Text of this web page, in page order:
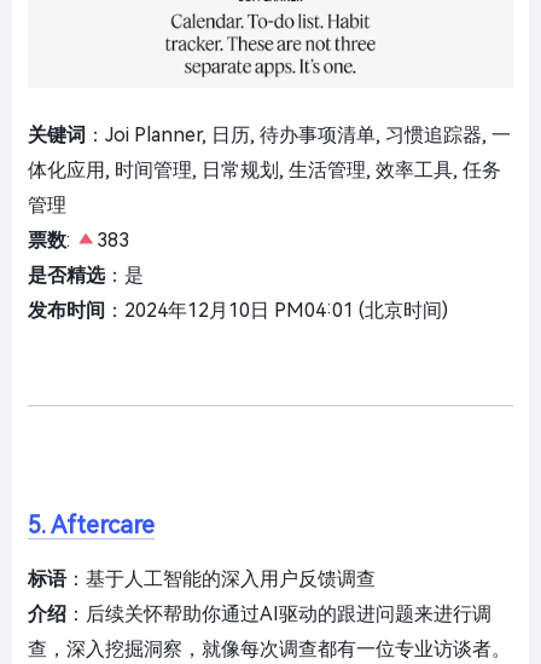
关键词 ：Joi Planner, 日历, 待办事项清单, 习惯追踪器, 一
体化应用, 时间管理, 日常规划, 生活管理, 效率工具, 任务
管理
票数:
383
是否精选：是
发布时间 ：2024年12月10日 PM04:01 (北京时间)
5. Aftercare
标语：基于人工智能的深入用户反馈调查
介绍 ：后续关怀帮助你通过AI驱动的跟进问题来进行调
查，深入挖掘洞察，就像每次调查都有一位专业访谈者。